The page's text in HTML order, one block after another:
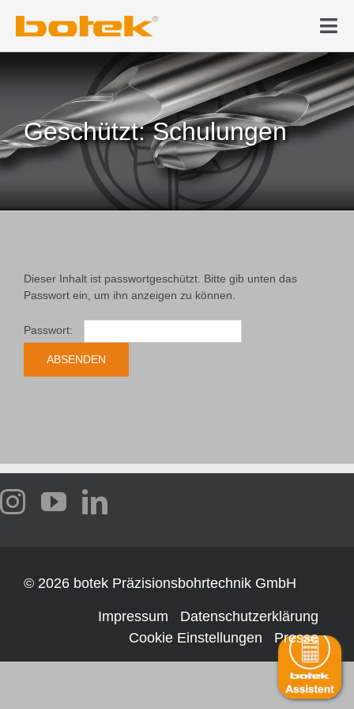
Inhalt
springen
Tiefbohren
News & Medien
Unternehmen
Kontakt
Webshop
Deutsch
Geschützt: Schulungen
Dieser Inhalt ist passwortgeschützt. Bitte gib unten das
Passwort ein, um ihn anzeigen zu können.
Passwort:
© 2026 botek Präzisionsbohrtechnik GmbH
Impressum
Datenschutzerklärung
Cookie Einstellungen
Presse